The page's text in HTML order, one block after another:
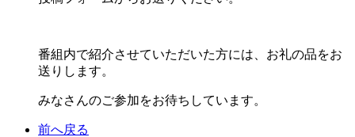
番組内で紹介させていただいた方には、お礼の品をお
送りします。
みなさんのご参加をお待ちしています。
前へ戻る